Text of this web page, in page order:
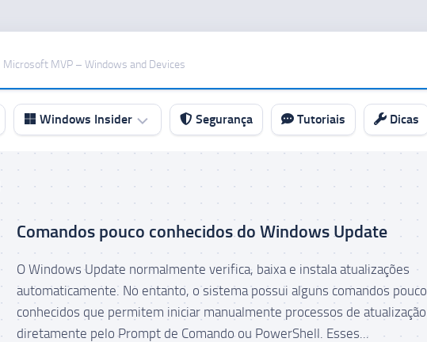
Microsoft MVP – Windows and Devices
Windows Insider
Canal
Beta
Canal
Canal
Canary
Segurança Tutoriais Dicas
Comandos pouco conhecidos do Windows Update
O Windows Update normalmente verifica, baixa e instala atualizações
automaticamente. No entanto, o sistema possui alguns comandos pouco
conhecidos que permitem iniciar manualmente processos de atualização
diretamente pelo Prompt de Comando ou PowerShell. Esses...